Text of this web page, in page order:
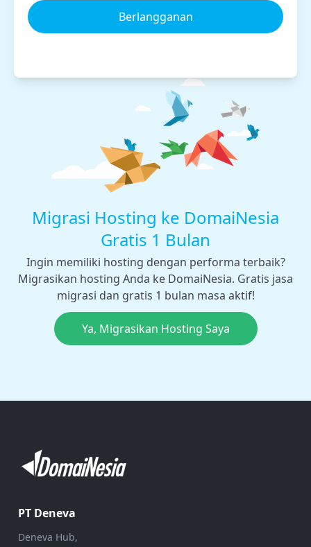
Berlangganan
Migrasi Hosting ke DomaiNesia
Gratis 1 Bulan
Ingin memiliki hosting dengan performa terbaik?
Migrasikan hosting Anda ke DomaiNesia. Gratis jasa
migrasi dan gratis 1 bulan masa aktif!
Ya, Migrasikan Hosting Saya
PT Deneva
Deneva Hub,